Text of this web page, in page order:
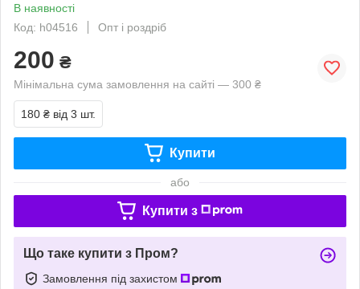
В наявності
Код: h04516
Опт і роздріб
200 ₴
Мінімальна сума замовлення на сайті — 300 ₴
180 ₴ від 3 шт.
Купити
або
Купити з
Що таке купити з Пром?
Замовлення під захистом